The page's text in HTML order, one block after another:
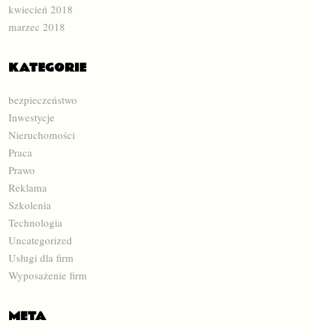
kwiecień 2018
marzec 2018
KATEGORIE
bezpieczeństwo
Inwestycje
Nieruchomości
Praca
Prawo
Reklama
Szkolenia
Technologia
Uncategorized
Usługi dla firm
Wyposażenie firm
META